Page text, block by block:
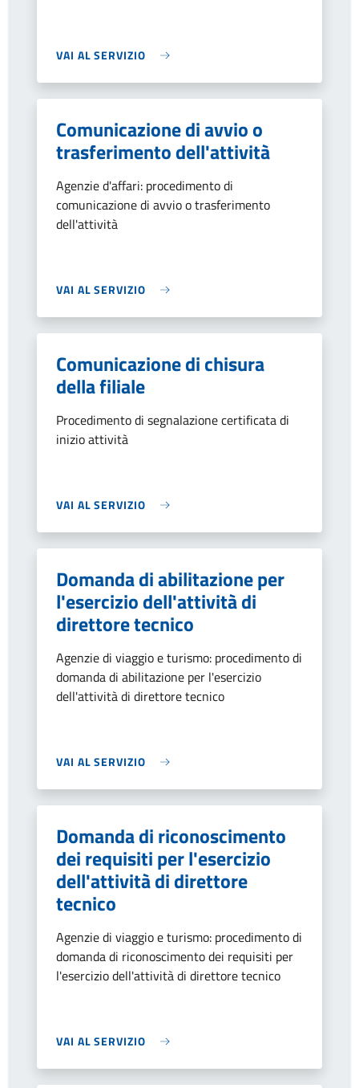
VAI AL SERVIZIO
Comunicazione di avvio o
trasferimento dell'attività
Agenzie d'affari: procedimento di
comunicazione di avvio o trasferimento
dell'attività
VAI AL SERVIZIO
Comunicazione di chisura
della filiale
Procedimento di segnalazione certificata di
inizio attività
VAI AL SERVIZIO
Domanda di abilitazione per
l'esercizio dell'attività di
direttore tecnico
Agenzie di viaggio e turismo: procedimento di
domanda di abilitazione per l'esercizio
dell'attività di direttore tecnico
VAI AL SERVIZIO
Domanda di riconoscimento
dei requisiti per l'esercizio
dell'attività di direttore
tecnico
Agenzie di viaggio e turismo: procedimento di
domanda di riconoscimento dei requisiti per
l'esercizio dell'attività di direttore tecnico
VAI AL SERVIZIO